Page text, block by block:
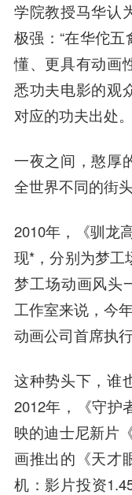
学院教授马华认
极强：“在华佗
懂、更具有动画
悉功夫电影的观
对应的功夫出处
一夜之间，憨厚
全世界不同的街
2010年，《驯龙
现*，分别为梦工
梦工场动画风头
工作室来说，今
动画公司首席执
这种势头下，谁
2012年，《守护
映的迪士尼新片
画推出的《天才
机：影片投资